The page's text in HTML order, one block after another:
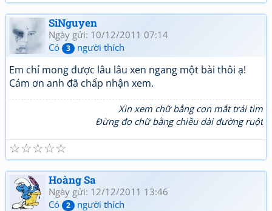
SiNguyen
Ngày gửi: 10/12/2011 07:14
Có
3 người thích
Em chỉ mong được lâu lâu xen ngang một bài thôi ạ!
Cám ơn anh đã chấp nhận xem.
Xin xem chữ bằng con mắt trái tim
Đừng đo chữ bằng chiều dài đường ruột
☆
☆
☆
☆
☆
Hoàng Sa
Ngày gửi: 12/12/2011 13:46
Có
2 người thích